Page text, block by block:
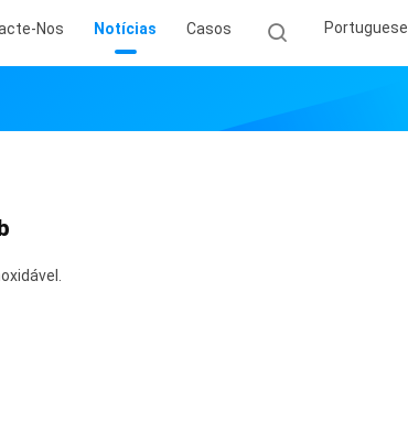
Nos Notícias Casos Portuguese